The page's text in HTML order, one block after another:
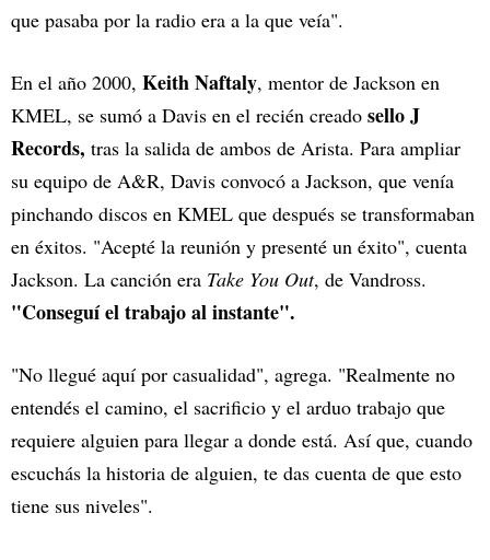
que pasaba por la radio era a la que veía".
En el año 2000, Keith Naftaly, mentor de Jackson en
KMEL, se sumó a Davis en el recién creado sello J
Records, tras la salida de ambos de Arista. Para ampliar
su equipo de A&R, Davis convocó a Jackson, que venía
pinchando discos en KMEL que después se transformaban
en éxitos. "Acepté la reunión y presenté un éxito", cuenta
Jackson. La canción era Take You Out, de Vandross.
"Conseguí el trabajo al instante".
"No llegué aquí por casualidad", agrega. "Realmente no
entendés el camino, el sacrificio y el arduo trabajo que
requiere alguien para llegar a donde está. Así que, cuando
escuchás la historia de alguien, te das cuenta de que esto
tiene sus niveles".